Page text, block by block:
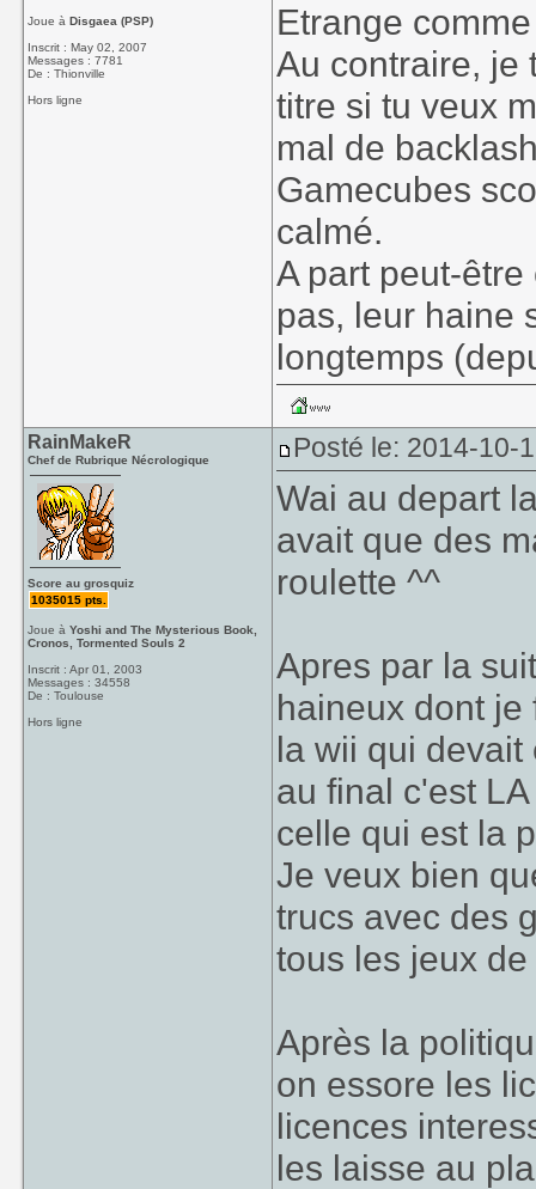
Joue àDisgaea (PSP)
Inscrit : May 02, 2007
Messages : 7781
De : Thionville
Hors ligne
Etrange
Au contraire, je
titre si tu veux
mal de
Gamecubes
calmé.
A part peut-
pas, leur haine
longtemps
RainMakeR
Chef de Rubrique Nécrologique
Score au grosquiz
1035015 pts.
Joue àYoshi and The Mysterious Book,
Cronos, Tormented Souls 2
Inscrit : Apr 01, 2003
Messages : 34558
De : Toulouse
Hors ligne
Posté le: 2014-10-
Wai au depart
avait que des
roulette ^^
Apres par la
haineux dont
la wii qui
au final c'est
celle qui est la
Je veux bien
trucs avec des
tous les jeux
Après la
on essore les
licences
les laisse au